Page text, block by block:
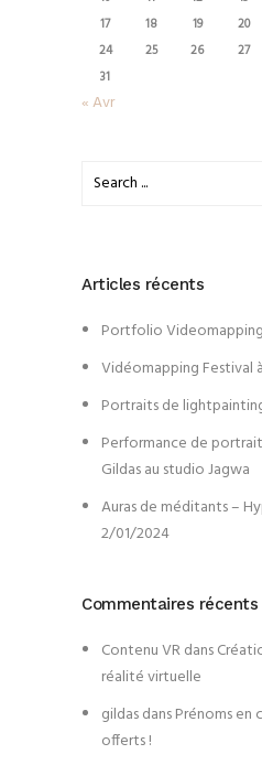
17
18 19 20
24
25 26 27
31
« Avr
Articles récents
Portfolio
Vidéomapping Festival
Portraits de
Performance de
Gildas au studio Jagwa
Auras de méditants –
2/01/2024
Commentaires récents
Contenu VRdans
réalité virtuelle
gildasdansPrénoms en
offerts !